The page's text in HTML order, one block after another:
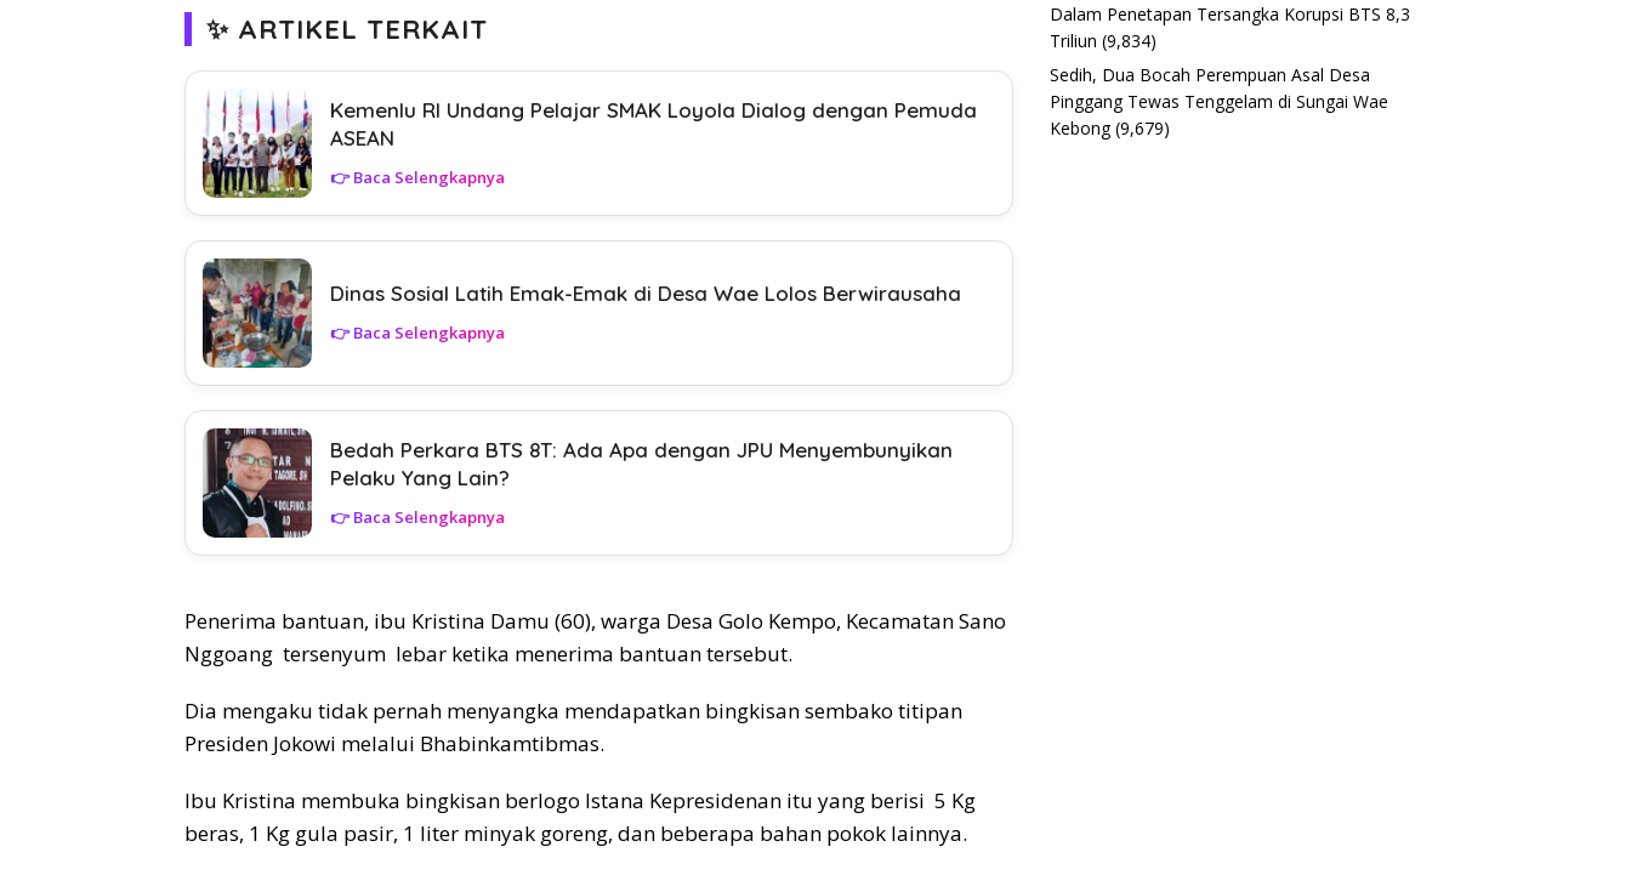
✨ ARTIKEL TERKAIT
Kemenlu RI Undang Pelajar SMAK Loyola Dialog dengan Pemuda
ASEAN
👉 Baca Selengkapnya
Dinas Sosial Latih Emak-Emak di Desa Wae Lolos Berwirausaha
👉 Baca Selengkapnya
Bedah Perkara BTS 8T: Ada Apa dengan JPU Menyembunyikan
Pelaku Yang Lain?
👉 Baca Selengkapnya
Penerima bantuan, ibu Kristina Damu (60), warga Desa Golo Kempo, Kecamatan Sano
Nggoang tersenyum lebar ketika menerima bantuan tersebut.
Dia mengaku tidak pernah menyangka mendapatkan bingkisan sembako titipan
Presiden Jokowi melalui Bhabinkamtibmas.
Ibu Kristina membuka bingkisan berlogo Istana Kepresidenan itu yang berisi 5 Kg
beras, 1 Kg gula pasir, 1 liter minyak goreng, dan beberapa bahan pokok lainnya.
Dalam Penetapan Tersangka Korupsi BTS 8,3
Triliun (9,834)
Sedih, Dua Bocah Perempuan Asal Desa
Pinggang Tewas Tenggelam di Sungai Wae
Kebong (9,679)